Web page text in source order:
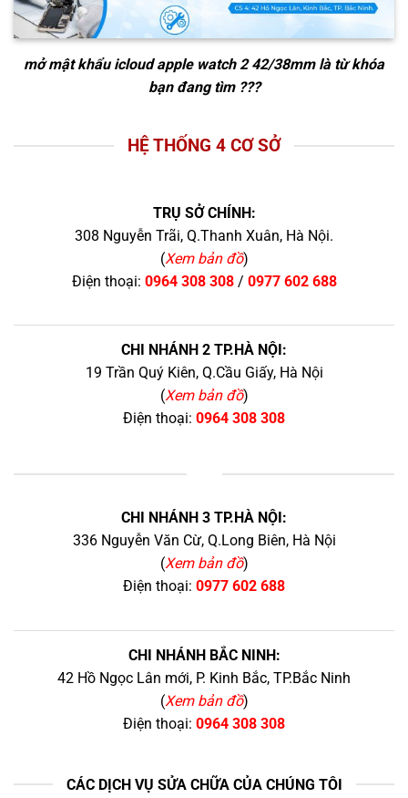
mở mật khẩu icloud apple watch 2 42/38mmlà từ khóa
bạn đang tìm ???
HỆ THỐNG 4 CƠ SỞ
TRỤ SỞ CHÍNH:
308 Nguyễn Trãi, Q.Thanh Xuân, Hà Nội.
(Xem bản đồ)
Điện thoại: 0964 308 308/ 0977 602 688
CHI NHÁNH 2 TP.HÀ NỘI:
19 Trần Quý Kiên, Q.Cầu Giấy, Hà Nội
(Xem bản đồ)
Điện thoại: 0964 308 308
CHI NHÁNH 3 TP.HÀ NỘI:
336 Nguyễn Văn Cừ, Q.Long Biên, Hà Nội
(Xem bản đồ)
Điện thoại: 0977 602 688
CHI NHÁNH BẮC NINH:
42 Hồ Ngọc Lân mới, P. Kinh Bắc, TP.Bắc Ninh
(Xem bản đồ)
Điện thoại: 0964 308 308
CÁC DỊCH VỤ SỬA CHỮA CỦA CHÚNG TÔI